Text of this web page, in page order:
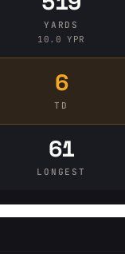
YARDS
10.0 YPR
6
TD
61
LONGEST